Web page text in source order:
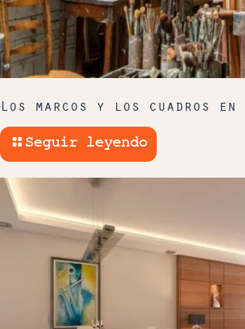
Los marcos y los cuadros en
Seguir leyendo